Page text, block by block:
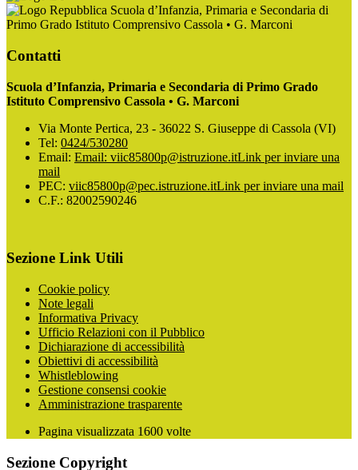
Scuola d’Infanzia, Primaria e Secondaria di
Primo Grado Istituto Comprensivo Cassola • G. Marconi
Contatti
Scuola d’Infanzia, Primaria e Secondaria di Primo Grado
Istituto Comprensivo Cassola • G. Marconi
Via Monte Pertica, 23 - 36022 S. Giuseppe di Cassola (VI)
Tel: 0424/530280
Email: Email: viic85800p@istruzione.itLink per inviare una
mail
PEC: viic85800p@pec.istruzione.itLink per inviare una mail
C.F.: 82002590246
Sezione Link Utili
Cookie policy
Note legali
Informativa Privacy
Ufficio Relazioni con il Pubblico
Dichiarazione di accessibilità
Obiettivi di accessibilità
Whistleblowing
Gestione consensi cookie
Amministrazione trasparente
Pagina visualizzata 1600 volte
Sezione Copyright